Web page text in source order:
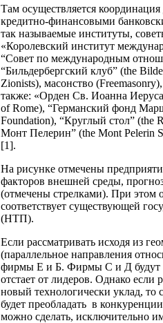
Там осуществляется
кредитно-финансовыми
так называемые институты,
«Королевский институт
“Совет по международным
“Бильдербергский клуб” (the
Zionists), масонство
также: «Орден Св. Иоанна
of Rome), “Германский фонд
Foundation), “Круглый стол” (the
Монт Пелерин” (the Mont Pelerin
[1].
На рисунке отмечены
факторов внешней среды,
(отмечены стрелками). При этом
соответствует существующей
(НТП).
Если рассматривать исходя из
(параллельное направления
фирмы Е и Б. Фирмы С и Д будут
отстает от лидеров. Однако если
новый технологически уклад, то
будет преобладать в
можно сделать, исключительно